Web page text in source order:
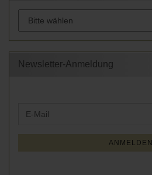
Newsletter-Anmeldung
ZUR
E-
ANMELDEN